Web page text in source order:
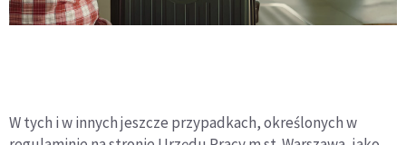
W tych i w innych jeszcze przypadkach, określonych w